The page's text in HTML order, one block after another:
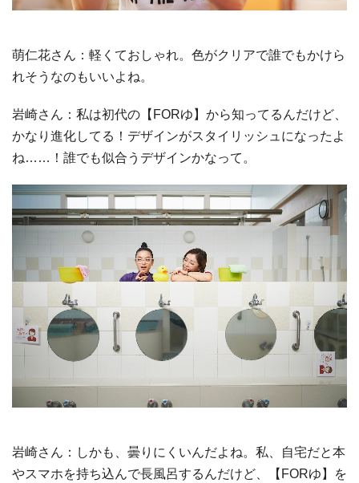
萌仁花さん：軽くておしゃれ。色がクリアで誰でもかけら
れそうなのもいいよね。
岩崎さん：私は初代の【FORゆ】から知ってるんだけど、
かなり進化してる！デザインがスタイリッシュになったよ
ね……！誰でも似合うデザインかなって。
岩崎さん：しかも、曇りにくいんだよね。私、自宅だと本
やスマホを持ち込んで長風呂するんだけど、【FORゆ】を